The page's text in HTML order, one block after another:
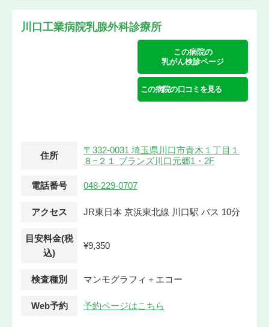
川口工業病院乳腺外科診療所
この病院の
乳がん検診ページ
この病院の口コミを見る
住所
〒332-0031 埼玉県川口市青木１丁目１
８−２１ ブランズ川口元郷1・2F
電話番号 048-229-0707
アクセス JR東日本 京浜東北線 川口駅 バス 10分
目安料金(税
込)
¥9,350
検査種別 マンモグラフィ＋エコー
Web予約 予約ページはこちら